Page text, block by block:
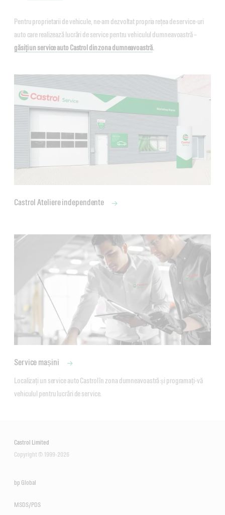
Pentru proprietarii de vehicule, ne-am dezvoltat propria rețea de service-uri
auto care realizează lucrări de service pentru vehiculul dumneavoastră –
găsiți un service auto Castrol din zona dumneavoastră.
Castrol Ateliere independente
Service mașini
Localizați un service auto Castrol în zona dumneavoastră și programați-vă
vehiculul pentru lucrări de service.
Castrol Limited
Copyright © 1999-2026
bp Global
MSDS/PDS